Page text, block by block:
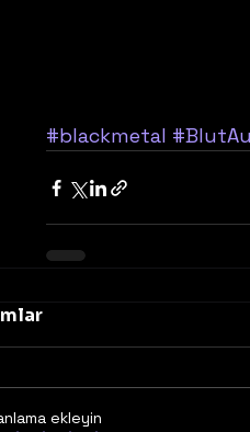
#blackmetal
ekleyin